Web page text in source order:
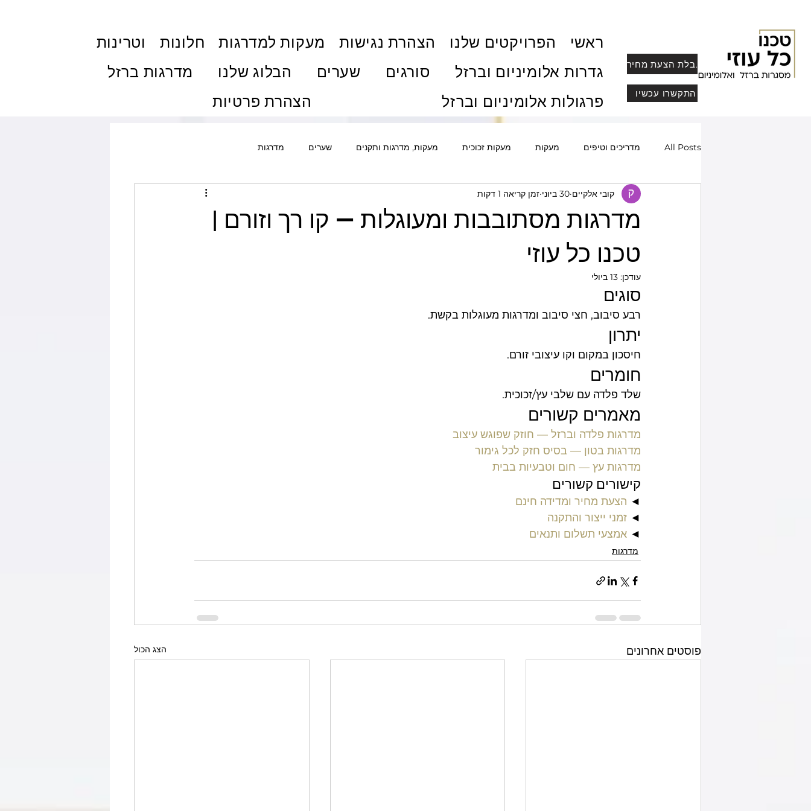
ראשי הפרויקטים שלנו הצהרת נגישות מעקות למדרגות חלונות
וטרינות
גדרות אלומיניום וברזל
סורגים שערים הבלוג שלנו
מדרגות ברזל
פרגולות אלומיניום וברזל
הצהרת פרטיות
לקבלת הצעת מחיר
התקשרו עכשיו
All Posts מדריכים וטיפים מעקות מעקות זכוכית מעקות, מדרגות ותקנים שערים מדרגות
שערים חשמליים ומעוצבים סורגים אלומיניום
פרופיל בלגי, מחיצות וויטרינות
מסגר באזור שלך
מדרגות מסתובבות ומעוגלות — קו רך וזורם |
טכנו כל עוזי
קובי אלקיים 30 ביוני זמן קריאה 1 דקות
עודכן: 13 ביולי
סוגים
רבע סיבוב, חצי סיבוב ומדרגות מעוגלות בקשת.
יתרון
חיסכון במקום וקו עיצובי זורם.
חומרים
שלד פלדה עם שלבי עץ/זכוכית.
מאמרים קשורים
מדרגות פלדה וברזל — חוזק שפוגש עיצוב
מדרגות בטון — בסיס חזק לכל גימור
מדרגות עץ — חום וטבעיות בבית
קישורים קשורים
◄ הצעת מחיר ומדידה חינם
◄ זמני ייצור והתקנה
◄ אמצעי תשלום ותנאים
מדרגות
פוסטים אחרונים הצג הכול